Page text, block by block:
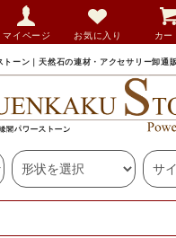
マイページ お気に入り カー
トーン｜天然石の連材・アクセサリー卸通